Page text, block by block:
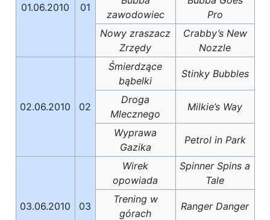
01.06.2010 01
zawodowiec
Pro
Nowy zraszacz
Zrzędy
Crabby’s New
Nozzle
02.06.2010 02
Śmierdzące
bąbelki
Stinky Bubbles
Droga
Mlecznego
Milkie’s Way
Wyprawa
Gazika
Petrol in Park
03.06.2010 03
Wirek
opowiada
Spinner Spins a
Tale
Trening w
górach
Ranger Danger